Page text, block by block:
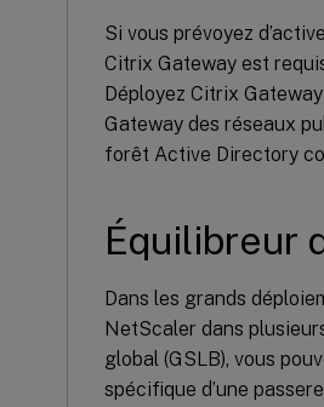
Si vous prévoyez
Citrix Gateway est
Déployez Citrix
Gateway des réseaux
forêt Active Directory
Équilibreur
Dans les grands
NetScaler dans
global (GSLB), vous
spécifique d’une